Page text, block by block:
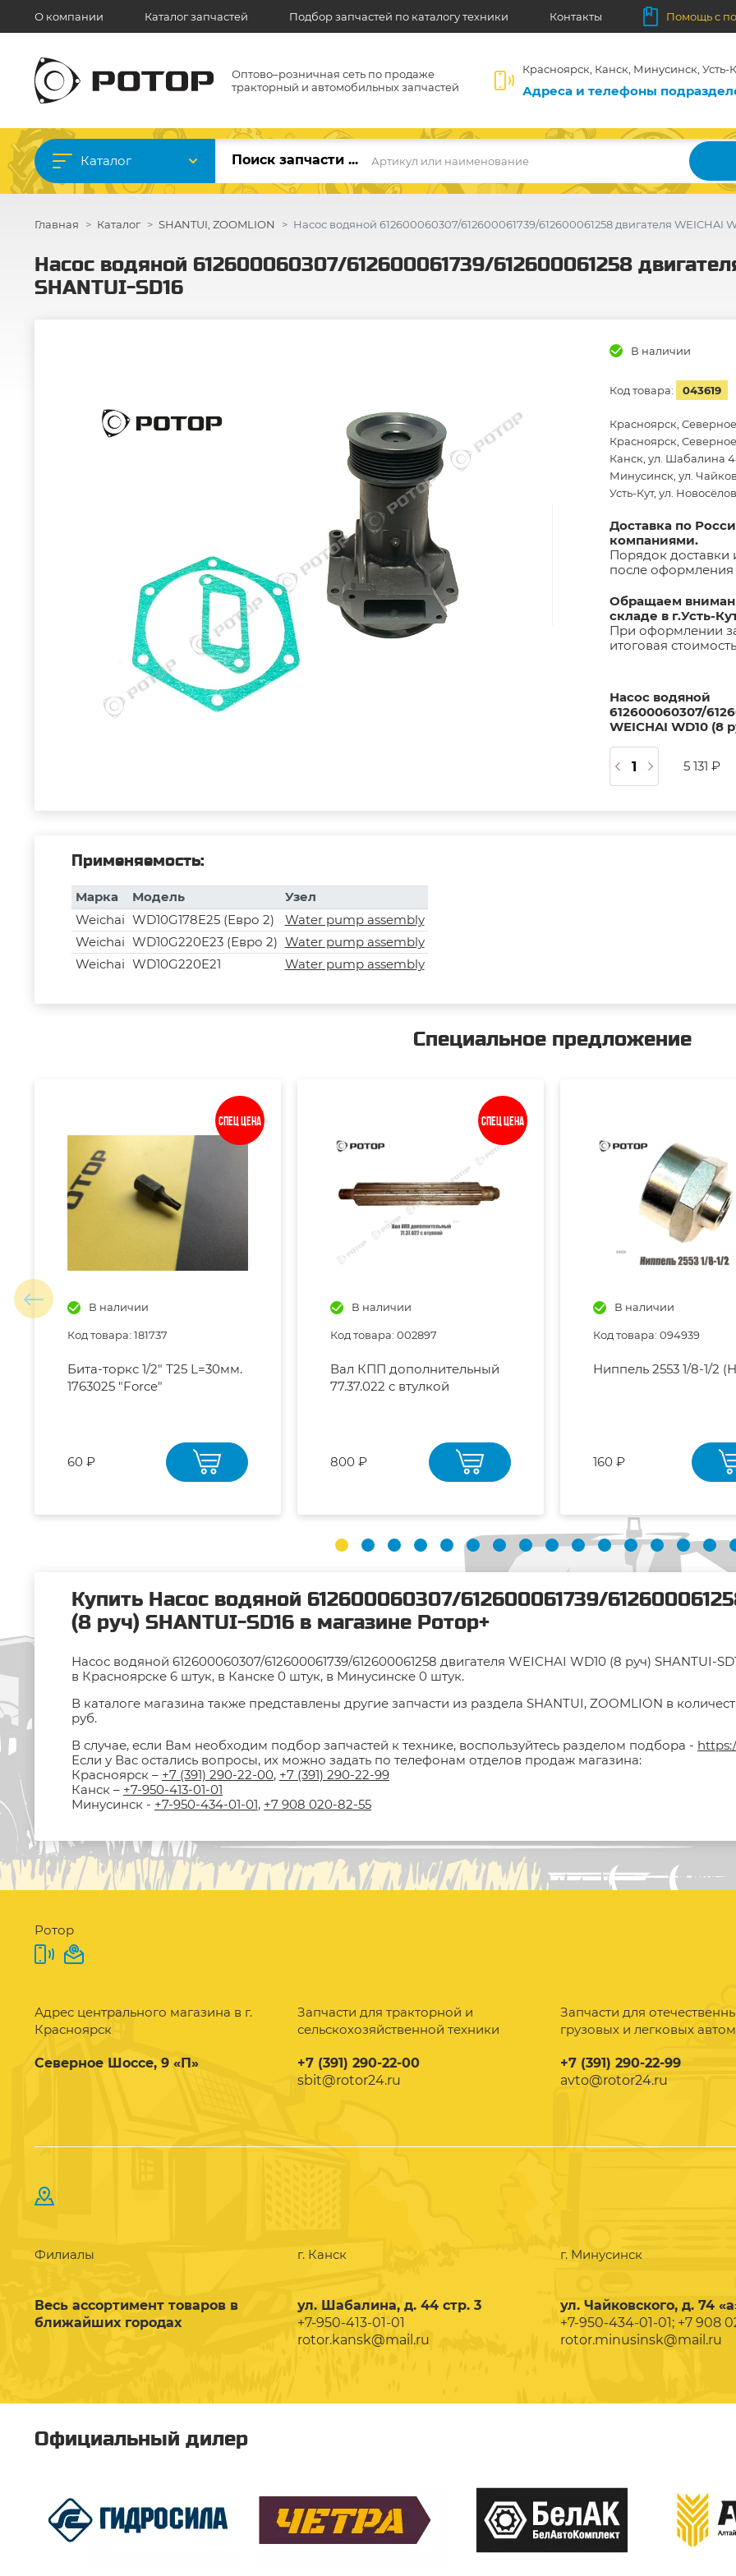
О компании Каталог запчастей Подбор запчастей по каталогу техники Контакты Помощь с
Оптово–розничная сеть по продаже
тракторный и автомобильных запчастей
Красноярск, Канск, Минусинск, Усть-
Адреса и телефоны
Каталог Артикул или наименование
Главная Каталог SHANTUI, ZOOMLION Насос водяной 612600060307/612600061739/612600061258 двигателя WEICHAI
Насос водяной 612600060307/612600061739/612600061258
SHANTUI-SD16
В наличии
Код товара: 043619
Красноярск,
Красноярск,
Канск, ул. Шабалина
Минусинск, ул.
Усть-Кут, ул.
Доставка по
компаниями.
Порядок доставки
после оформления
Обращаем
складе в г.Усть-
При оформлении
итоговая
Насос водяной
612600060307/
WEICHAI WD10 (8
5 131 ₽
Применяемость:
Марка Модель
Узел
Weichai WD10G178E25 (Евро 2)
Water pump assembly
Weichai WD10G220E23 (Евро 2) Water pump assembly
Weichai WD10G220E21 Water pump assembly
Специальное предложение
Спец цена
В наличии
Код товара: 181737
Бита-торкс 1/2" Т25 L=30мм.
1763025 "Force"
60 ₽
Спец цена
В наличии
Код товара: 002897
Вал КПП дополнительный
77.37.022 с втулкой
800 ₽
В наличии
Код товара: 094939
Ниппель 2553 1/8-1/2
160 ₽
Купить Насос водяной 612600060307/612600061739/
(8 руч) SHANTUI-SD16 в магазине Ротор+
Насос водяной 612600060307/612600061739/612600061258 двигателя WEICHAI WD10 (8 руч) SHANTUI-
в Красноярске 6 штук, в Канске 0 штук, в Минусинске 0 штук.
В каталоге магазина также представлены другие запчасти из раздела SHANTUI, ZOOMLION в
руб.
В случае, если Вам необходим подбор запчастей к технике, воспользуйтесь разделом подбора -
Если у Вас остались вопросы, их можно задать по телефонам отделов продаж магазина:
Красноярск – +7 (391) 290-22-00, +7 (391) 290-22-99
Канск – +7-950-413-01-01
Минусинск - +7-950-434-01-01, +7 908 020-82-55
Ротор
Адрес центрального магазина в г.
Красноярск
Северное Шоссе, 9 «П»
Запчасти для тракторной и
сельскохозяйственной техники
+7 (391) 290-22-00
sbit@rotor24.ru
Запчасти для
грузовых и легковых
+7 (391) 290-22-99
avto@rotor24.ru
Филиалы
Весь ассортимент товаров в
ближайших городах
г. Канск
ул. Шабалина, д. 44 стр. 3
+7-950-413-01-01
rotor.kansk@mail.ru
г. Минусинск
ул. Чайковского, д. 74
+7-950-434-01-01; +7 908
rotor.minusinsk@mail.ru
Официальный дилер